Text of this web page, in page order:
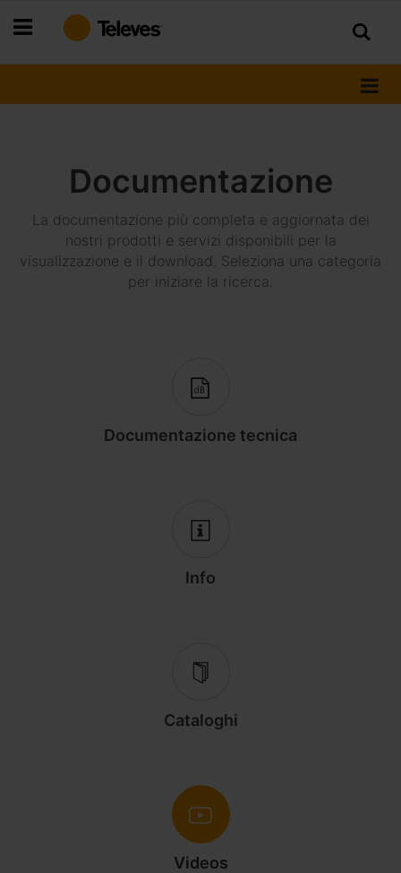
al
Documentazione
La documentazione più completa e aggiornata dei
nostri prodotti e servizi disponibili per la
visualizzazione e il download. Seleziona una categoria
per iniziare la ricerca.
Documentazione tecnica
Info
Cataloghi
Videos